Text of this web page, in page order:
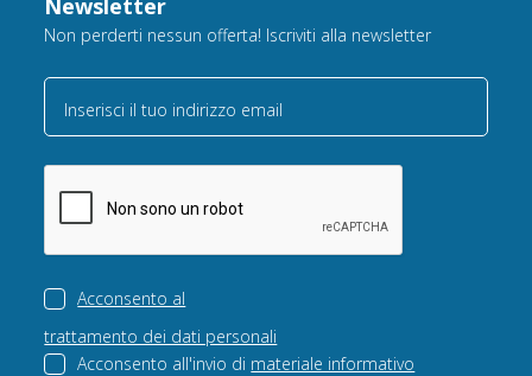
Newsletter
Non perderti nessun offerta! Iscriviti alla newsletter
Inserisci il tuo indirizzo email
Acconsento al
trattamento dei dati personali
Acconsento all'invio di materiale informativo